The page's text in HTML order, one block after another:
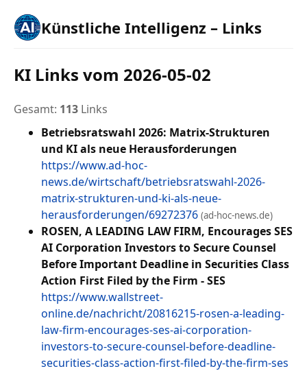
Künstliche Intelligenz – Links
KI Links vom 2026-05-02
Gesamt: 113 Links
Betriebsratswahl 2026: Matrix-Strukturen
und KI als neue Herausforderungen
https://www.ad-hoc-
news.de/wirtschaft/betriebsratswahl-2026-
matrix-strukturen-und-ki-als-neue-
herausforderungen/69272376 (ad-hoc-news.de)
ROSEN, A LEADING LAW FIRM, Encourages SES
AI Corporation Investors to Secure Counsel
Before Important Deadline in Securities Class
Action First Filed by the Firm - SES
https://www.wallstreet-
online.de/nachricht/20816215-rosen-a-leading-
law-firm-encourages-ses-ai-corporation-
investors-to-secure-counsel-before-deadline-
securities-class-action-first-filed-by-the-firm-ses